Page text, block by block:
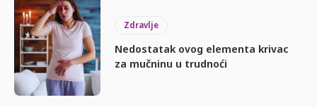
Zdravlje
Nedostatak ovog elementa krivac
za mučninu u trudnoći